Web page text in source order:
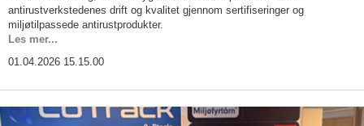
antirustverkstedenes drift og kvalitet gjennom sertifiseringer og
miljøtilpassede antirustprodukter.
Les mer...
01.04.2026 15.15.00